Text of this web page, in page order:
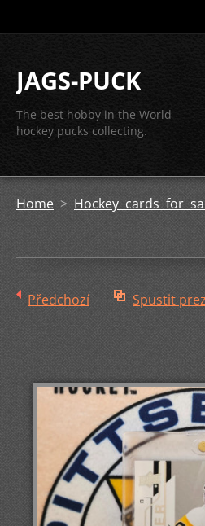
JAGS-PUCK
The best hobby in the World -
hockey pucks collecting.
Home > Hockey cards for
Předchozí Spustit